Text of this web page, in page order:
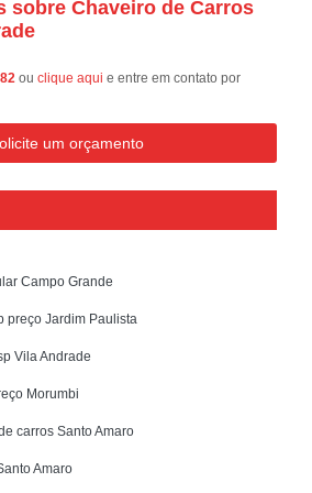
sobre Chaveiro de Carros
ouclique aqui e entre em contato por
um orçamento
Campo Grande
preço Jardim Paulista
Vila Andrade
Morumbi
carros Santo Amaro
Amaro